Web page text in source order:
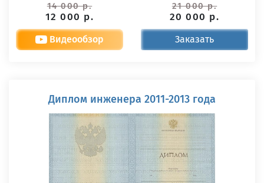
14 000 р.
12 000 р.
21 000 р.
20 000 р.
Видеообзор Заказать
Диплом инженера 2011-2013 года